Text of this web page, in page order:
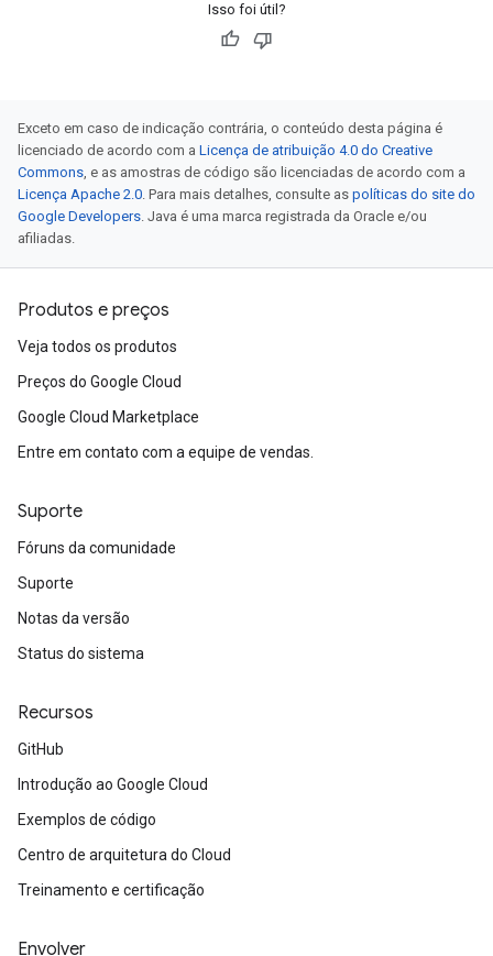
Isso foi útil?
Exceto em caso de indicação contrária, o conteúdo desta página é
licenciado de acordo com a Licença de atribuição 4.0 do Creative
Commons, e as amostras de código são licenciadas de acordo com a
Licença Apache 2.0. Para mais detalhes, consulte as políticas do site do
Google Developers. Java é uma marca registrada da Oracle e/ou
afiliadas.
Produtos e preços
Veja todos os produtos
Preços do Google Cloud
Google Cloud Marketplace
Entre em contato com a equipe de vendas.
Suporte
Fóruns da comunidade
Suporte
Notas da versão
Status do sistema
Recursos
GitHub
Introdução ao Google Cloud
Exemplos de código
Centro de arquitetura do Cloud
Treinamento e certificação
Envolver